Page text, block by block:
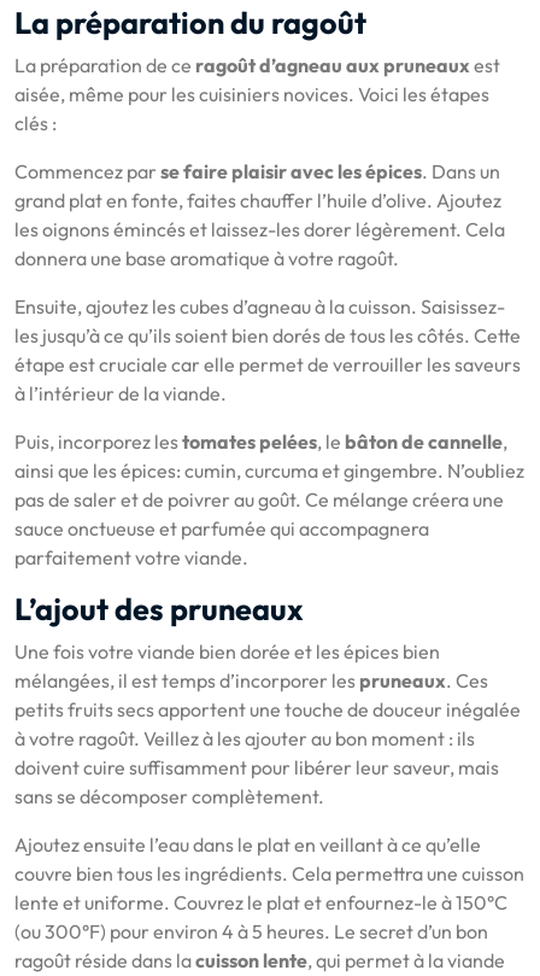
La préparation du ragoût
La préparation de ce ragoût d’agneau aux pruneauxest
aisée, même pour les cuisiniers novices. Voici les étapes
clés :
Commencez par se faire plaisir avec les épices. Dans un
grand plat en fonte, faites chauffer l’huile d’olive. Ajoutez
les oignons émincés et laissez-les dorer légèrement. Cela
donnera une base aromatique à votre ragoût.
Ensuite, ajoutez les cubes d’agneau à la cuisson. Saisissez-
les jusqu’à ce qu’ils soient bien dorés de tous les côtés. Cette
étape est cruciale car elle permet de verrouiller les saveurs
à l’intérieur de la viande.
Puis, incorporez lestomates pelées, le bâton de cannelle,
ainsi que les épices: cumin, curcuma et gingembre. N’oubliez
pas de saler et de poivrer au goût. Ce mélange créera une
sauce onctueuse et parfumée qui accompagnera
parfaitement votre viande.
L’ajout des pruneaux
Une fois votre viande bien dorée et les épices bien
mélangées, il est temps d’incorporer les pruneaux. Ces
petits fruits secs apportent une touche de douceur inégalée
à votre ragoût. Veillez à les ajouter au bon moment : ils
doivent cuire suffisamment pour libérer leur saveur, mais
sans se décomposer complètement.
Ajoutez ensuite l’eau dans le plat en veillant à ce qu’elle
couvre bien tous les ingrédients. Cela permettra une cuisson
lente et uniforme. Couvrez le plat et enfournez-le à 150°C
(ou 300°F) pour environ 4 à 5 heures. Le secret d’un bon
ragoût réside dans lacuisson lente, qui permet à la viande